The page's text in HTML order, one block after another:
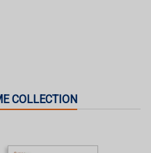
COLLECTION